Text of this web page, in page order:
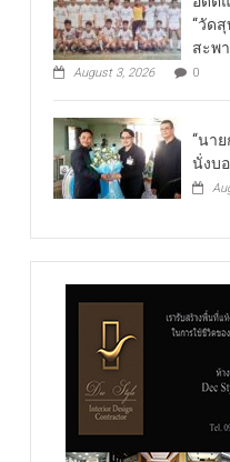
“วัด
สะพ
August 3, 2026 0
“นา
นั่งบ